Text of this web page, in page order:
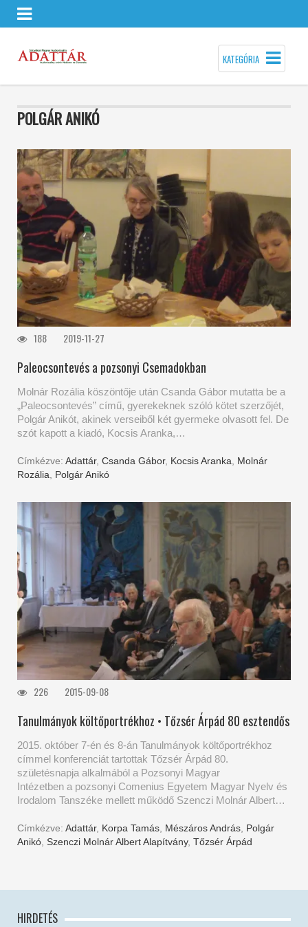
KATEGÓRIA
POLGÁR ANIKÓ
188 2019-11-27
Paleocsontevés a pozsonyi Csemadokban
Molnár Rozália köszöntője után Csanda Gábor mutatta be a
„Paleocsontevés” című, gyerekeknek szóló kötet szerzőjét,
Polgár Anikót, akinek verseiből két gyermeke olvasott fel. De
szót kapott a kiadó, Kocsis Aranka,…
Címkézve: Adattár, Csanda Gábor, Kocsis Aranka, Molnár
Rozália, Polgár Anikó
226 2015-09-08
Tanulmányok költőportrékhoz • Tőzsér Árpád 80 esztendős
2015. október 7-én és 8-án Tanulmányok költőportrékhoz
címmel konferenciát tartottak Tőzsér Árpád 80.
születésnapja alkalmából a Pozsonyi Magyar
Intézetben a pozsonyi Comenius Egyetem Magyar Nyelv és
Irodalom Tanszéke mellett működő Szenczi Molnár Albert…
Címkézve: Adattár, Korpa Tamás Mészáros András Polgár
Anikó Szenczi Molnár Albert Alapítvány, Tőzsér Árpád
HIRDETÉS